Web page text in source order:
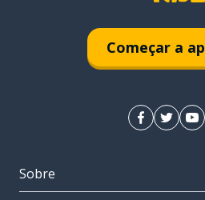
Começar a
Sobre